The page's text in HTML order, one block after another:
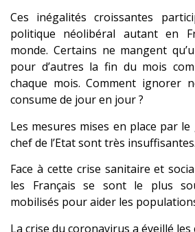
Ces inégalités croissantes
politique néolibéral autant en
monde. Certains ne mangent
pour d’autres la fin du mois
chaque mois. Comment ignorer
consume de jour en jour ?
Les mesures mises en place par
chef de l’Etat sont très insuffisantes.
Face à cette crise sanitaire et
les Français se sont le plus
mobilisés pour aider les
La crise du coronavirus a éveillé les